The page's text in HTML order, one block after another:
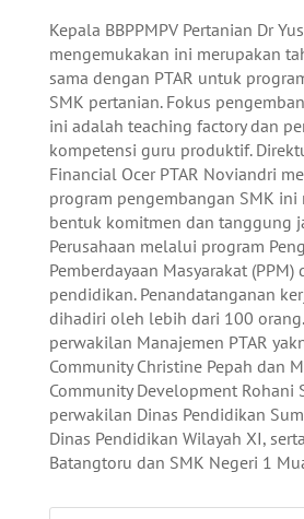
Kepala BBPPMPV Pertanian Dr
mengemukakan ini merupakan
sama dengan PTAR untuk
SMK pertanian. Fokus
ini adalah teaching factory dan
kompetensi guru produktif.
Financial Ocer PTAR Noviandri
program pengembangan SMK ini
bentuk komitmen dan tanggung
Perusahaan melalui program
Pemberdayaan Masyarakat (PPM)
pendidikan. Penandatanganan
dihadiri oleh lebih dari 100
perwakilan Manajemen PTAR
Community Christine Pepah dan
Community Development Rohani
perwakilan Dinas Pendidikan
Dinas Pendidikan Wilayah XI,
Batangtoru dan SMK Negeri 1